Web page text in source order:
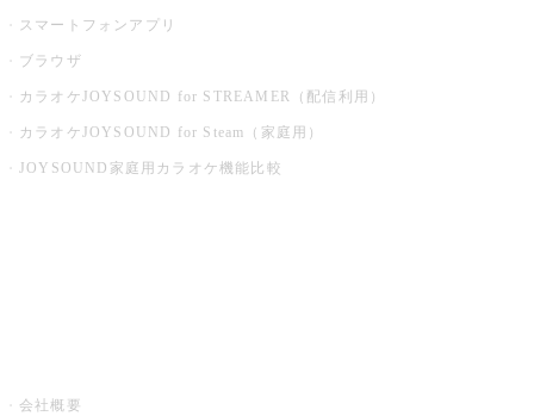
スマートフォンアプリ
ブラウザ
カラオケJOYSOUND for STREAMER（配信利用）
カラオケJOYSOUND for Steam（家庭用）
JOYSOUND家庭用カラオケ機能比較
会社概要